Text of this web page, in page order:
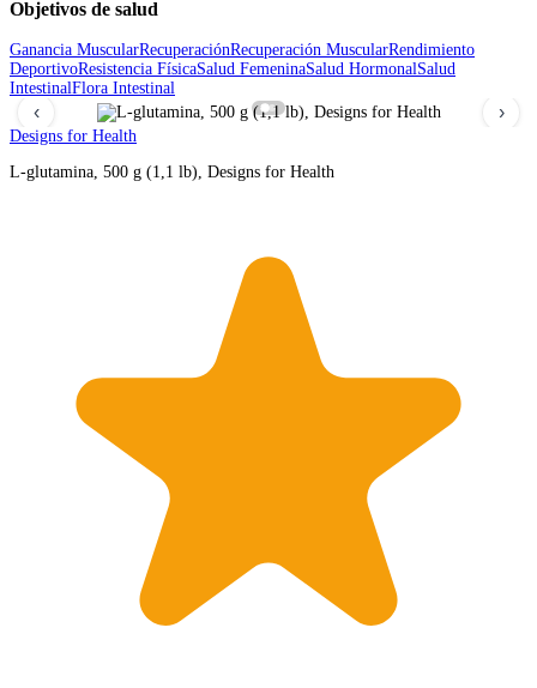
Objetivos de salud
Ganancia MuscularRecuperaciónRecuperación MuscularRendimiento
DeportivoResistencia FísicaSalud FemeninaSalud HormonalSalud
IntestinalFlora Intestinal
‹ ›
Designs for Health
L-glutamina, 500 g (1,1 lb), Designs for Health